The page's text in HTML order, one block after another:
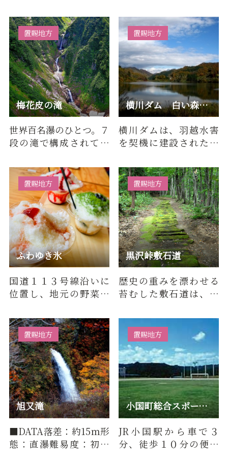
社は大巳貴命を、子易
神社は…
品を取り扱っています。
そば、…
梅花皮の滝
置賜地方
世界百名瀑のひとつ。７
段の滝で構成されてい
の梶川尾根を約3時間ほ
ど登…
横川ダム 白い森おぐに湖
置賜地方
横川ダムは、羽越水害
を契機に建設されたダ
ム湖は、「白い森おぐ
に湖」…
ふわゆき氷
置賜地方
国道１１３号線沿いに
位置し、地元の野菜・
所。店内には、飲食コ
ーナーが併…
黒沢峠敷石道
置賜地方
歴史の重みを漂わせる
苔むした敷石道は、江
たもので、越後街道の
一部で運…
旭又滝
置賜地方
■DATA落差：約15ｍ形
態：直瀑難易度：初級
小国町総合スポーツ公園
置賜地方
JR小国駅から車で３
分、徒歩１０分の便利